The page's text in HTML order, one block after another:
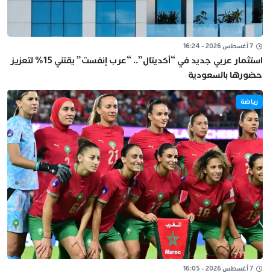
7 أغسطس 2026 - 16:24
استثمار عربي جديد في “أكديتال”.. “عرب إنفست” يقتني 15% لتعزيز
حضورها بالسعودية
رياضة
7 أغسطس 2026 - 16:05